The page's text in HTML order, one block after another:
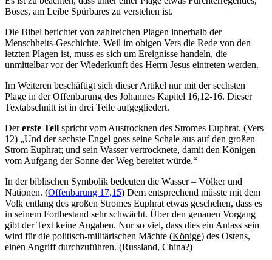
Böses, am Leibe Spürbares zu verstehen ist.
Die Bibel berichtet von zahlreichen Plagen innerhalb der
Menschheits-Geschichte. Weil im obigen Vers die Rede von den
letzten Plagen ist, muss es sich um Ereignisse handeln, die
unmittelbar vor der Wiederkunft des Herrn Jesus eintreten werden.
Im Weiteren beschäftigt sich dieser Artikel nur mit der sechsten
Plage in der Offenbarung des Johannes Kapitel 16,12-16. Dieser
Textabschnitt ist in drei Teile aufgegliedert.
Dererste Teil spricht vom Austrocknen des Stromes Euphrat. (Vers
12) „Und der sechste Engel goss seine Schale aus auf den großen
Strom Euphrat; und sein Wasser vertrocknete, damit den Königen
vom Aufgang der Sonne der Weg bereitet würde.“
In der biblischen Symbolik bedeuten die Wasser – Völker und
Nationen. (Offenbarung 17,15) Dem entsprechend müsste mit dem
Volk entlang des großen Stromes Euphrat etwas geschehen, dass es
in seinem Fortbestand sehr schwächt. Über den genauen Vorgang
gibt der Text keine Angaben. Nur so viel, dass dies ein Anlass sein
wird für die politisch-militärischen Mächte (Könige) des Ostens,
einen Angriff durchzuführen. (Russland, China?)